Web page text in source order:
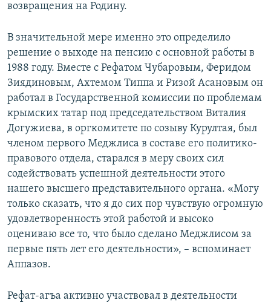
возвращения на Родину.
В значительной мере именно это определило
решение о выходе на пенсию с основной работы в
1988 году. Вместе с Рефатом Чубаровым, Феридом
Зиядиновым, Ахтемом Типпа и Ризой Асановым он
работал в Государственной комиссии по проблемам
крымских татар под председательством Виталия
Догужиева, в оргкомитете по созыву Курултая, был
членом первого Меджлиса в составе его политико-
правового отдела, старался в меру своих сил
содействовать успешной деятельности этого
нашего высшего представительного органа. «Могу
только сказать, что я до сих пор чувствую огромную
удовлетворенность этой работой и высоко
оцениваю все то, что было сделано Меджлисом за
первые пять лет его деятельности», – вспоминает
Аппазов.
Рефат-агъа активно участвовал в деятельности